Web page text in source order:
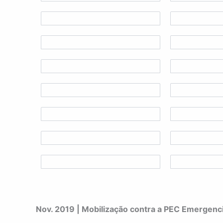
Nov. 2019 | Mobilização contra a PEC